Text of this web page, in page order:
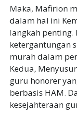
Maka, Mafirion
dalam hal ini
langkah penting.
ketergantungan
murah dalam
Kedua,
guru honorer
berbasis HAM.
kesejahteraan